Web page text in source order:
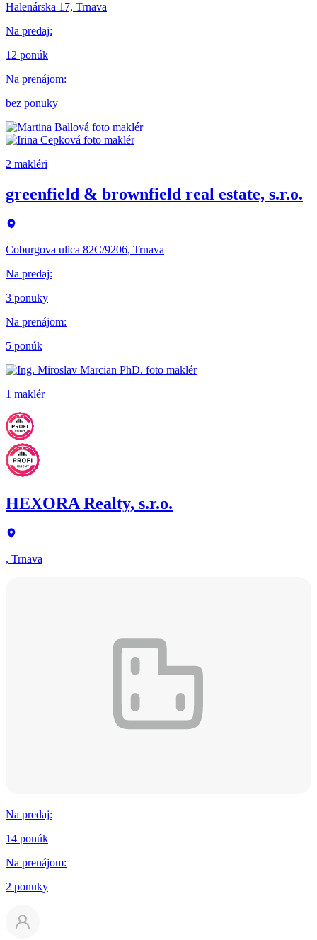
Halenárska 17, Trnava
Na predaj:
12 ponúk
Na prenájom:
bez ponuky
2 makléri
greenfield & brownfield real estate, s.r.o.
Coburgova ulica 82C/9206, Trnava
Na predaj:
3 ponuky
Na prenájom:
5 ponúk
1 maklér
HEXORA Realty, s.r.o.
, Trnava
Na predaj:
14 ponúk
Na prenájom:
2 ponuky